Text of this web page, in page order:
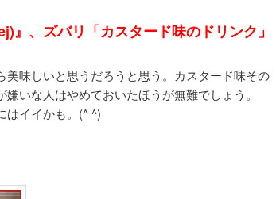
』、ズバリ「カスタード味のドリンク」
美味しいと思うだろうと思う。カスタード味その
嫌いな人はやめておいたほうが無難でしょう。
はイイかも。(^ ^)